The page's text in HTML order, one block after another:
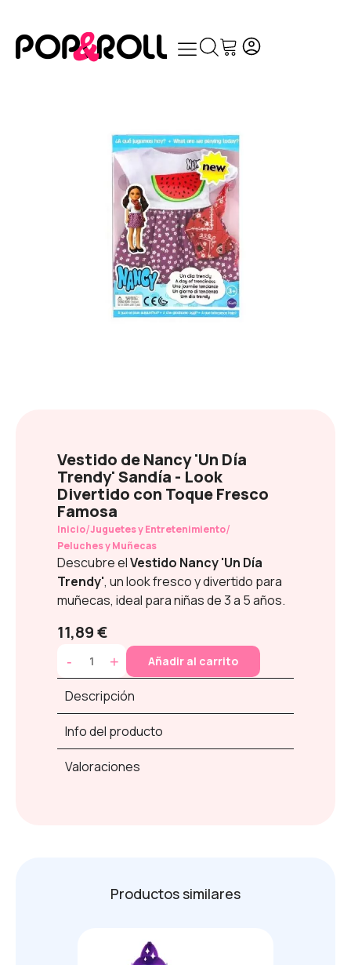
Vestido de Nancy 'Un Día
Trendy' Sandía - Look
Divertido con Toque Fresco
Famosa
Inicio/Juguetes y Entretenimiento/
Peluches y Muñecas
Descubre elVestido Nancy 'Un Día
Trendy', un look fresco y divertido para
muñecas, ideal para niñas de 3 a 5 años.
11,89 €
- + Añadir al carrito
Descripción
Info del producto
Valoraciones
Productos similares